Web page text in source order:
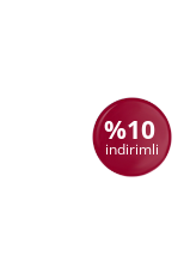
%10
indirimli